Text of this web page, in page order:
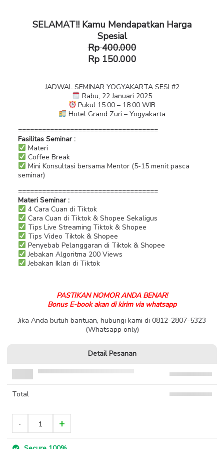
SELAMAT!! Kamu Mendapatkan Harga
Spesial
Rp 400.000
Rp 150.000
JADWAL SEMINAR YOGYAKARTA SESI #2
Rabu, 22 Januari 2025
Pukul 15.00 – 18.00 WIB
Hotel Grand Zuri – Yogyakarta
===================================
Fasilitas Seminar :
Materi
Coffee Break
Mini Konsultasi bersama Mentor (5-15 menit pasca
seminar)
===================================
Materi Seminar :
4 Cara Cuan di Tiktok
Cara Cuan di Tiktok & Shopee Sekaligus
Tips Live Streaming Tiktok & Shopee
Tips Video Tiktok & Shopee
Penyebab Pelanggaran di Tiktok & Shopee
Jebakan Algoritma 200 Views
Jebakan Iklan di Tiktok
PASTIKAN NOMOR ANDA BENAR!
Bonus E-book akan di kirim via whatsapp
Jika Anda butuh bantuan, hubungi kami di 0812-2807-5323
(Whatsapp only)
Detail Pesanan
Total